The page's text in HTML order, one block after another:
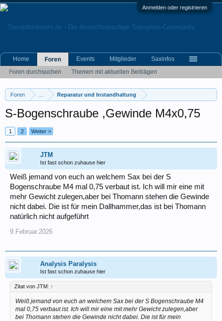
Anmelden oder registrieren
Foren Reparatur und Instandhaltung
S-Bogenschraube ,Gewinde M4x0,75
1 2 Weiter >
JTM
Ist fast schon zuhause hier
Weiß jemand von euch an welchem Sax bei der S
Bogenschraube M4 mal 0,75 verbaut ist. Ich will mir eine mit
mehr Gewicht zulegen,aber bei Thomann stehen die Gewinde
nicht dabei. Die ist für mein Dallhammer,das ist bei Thomann
natürlich nicht aufgeführt
9.Februar.2026
Analysis Paralysis
Ist fast schon zuhause hier
Zitat von JTM: ↑
Weiß jemand von euch an welchem Sax bei der S Bogenschraube M4
mal 0,75 verbaut ist. Ich will mir eine mit mehr Gewicht zulegen,aber
bei Thomann stehen die Gewinde nicht dabei. Die ist für mein
Home
Foren
Foren durchsuchen
Themen mit aktuellen Beiträgen
Events Mitglieder Saxinfos